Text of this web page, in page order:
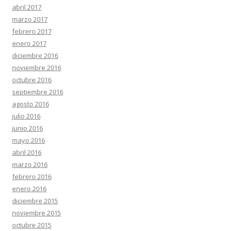
abril 2017
marzo 2017
febrero 2017
enero 2017
diciembre 2016
noviembre 2016
octubre 2016
septiembre 2016
agosto 2016
julio 2016
junio 2016
mayo 2016
abril 2016
marzo 2016
febrero 2016
enero 2016
diciembre 2015
noviembre 2015
octubre 2015